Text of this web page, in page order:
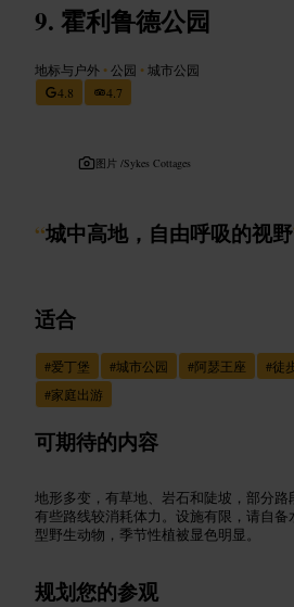
霍利鲁德公园
地标与户外 •公园 •城市公园
4.8
4.7
图片 /Sykes Cottages
“城中高地，自由呼吸的视野
适合
#爱丁堡 #城市公园 #阿瑟王座 #徒
#家庭出游
可期待的内容
地形多变，有草地、岩石和陡坡，部分路
有些路线较消耗体力。设施有限，请自
型野生动物，季节性植被显色明显。
规划您的参观